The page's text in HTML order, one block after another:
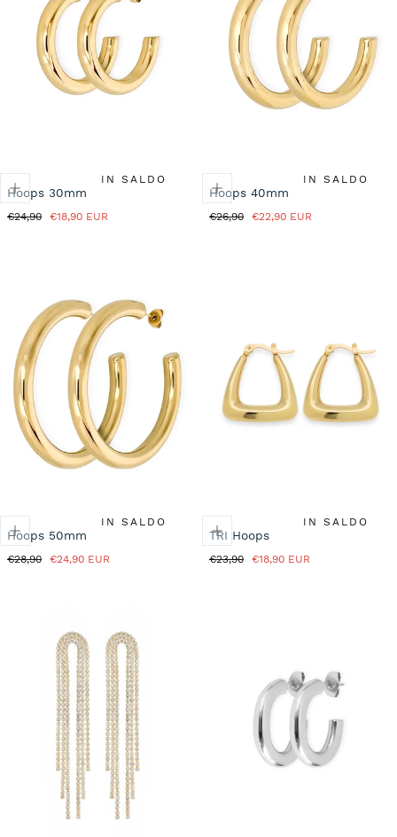
IN SALDO
Hoops 30mm
Prezzo
€24,90
Prezzo
€18,90 EUR
IN SALDO
Hoops 40mm
Prezzo
€26,90
Prezzo
€22,90 EUR
IN SALDO
Hoops 50mm
Prezzo
€28,90
Prezzo
€24,90 EUR
IN SALDO
TRI Hoops
Prezzo
€23,90
Prezzo
€18,90 EUR